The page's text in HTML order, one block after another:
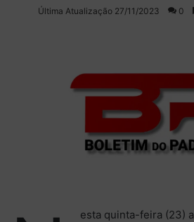
onum
Última Atualização 27/11/2023 0
esta quinta-feira (23)